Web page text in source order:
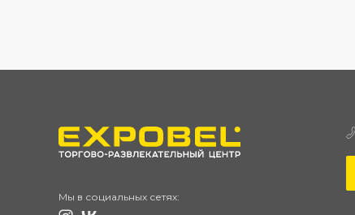
Мы в социальных сетях: